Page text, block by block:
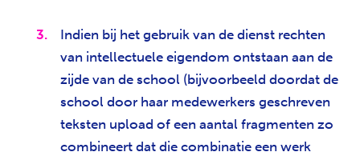
Indien bij het gebruik van de dienst rechten
van intellectuele eigendom ontstaan aan de
zijde van de school (bijvoorbeeld doordat de
school door haar medewerkers geschreven
teksten upload of een aantal fragmenten zo
combineert dat die combinatie een werk